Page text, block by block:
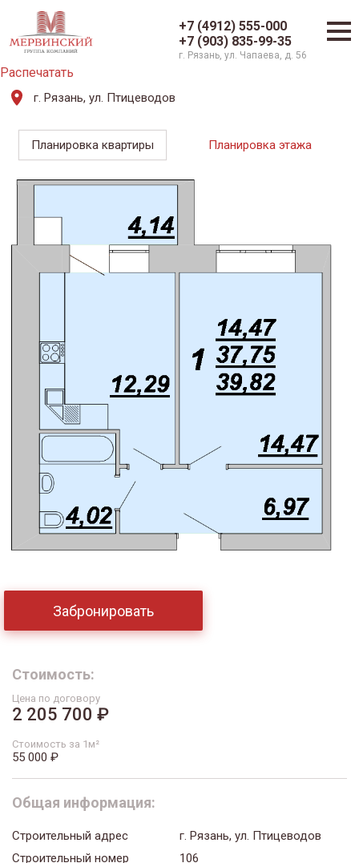
+7 (4912) 555-000
+7 (903) 835-99-35
г. Рязань, ул. Чапаева, д. 56
Распечатать
г. Рязань, ул. Птицеводов
Планировка квартиры Планировка этажа
Забронировать
Стоимость:
Цена по договору
2 205 700 ₽
Стоимость за 1м²
55 000 ₽
Общая информация:
Строительный адрес
г. Рязань, ул. Птицеводов
Строительный номер
106